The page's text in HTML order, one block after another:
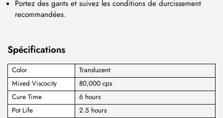
Portez des gants et suivez les conditions de durcissement
recommandées.
Spécifications
Color
Translucent
Mixed Viscocity
80,000 cps
Cure Time
6 hours
Pot Life
2.5 hours